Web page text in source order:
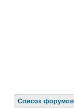
Список форумов